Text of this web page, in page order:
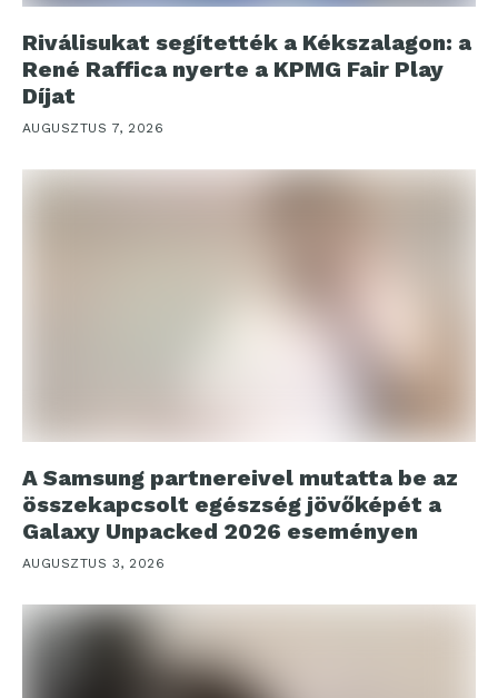
Riválisukat segítették a Kékszalagon: a
René Raffica nyerte a KPMG Fair Play
Díjat
AUGUSZTUS 7, 2026
A Samsung partnereivel mutatta be az
összekapcsolt egészség jövőképét a
Galaxy Unpacked 2026 eseményen
AUGUSZTUS 3, 2026